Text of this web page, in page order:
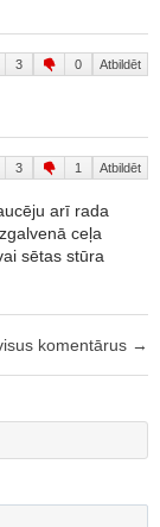
3 0 Atbildēt
3 1 Atbildēt
arī rada
ceļa
sētas stūra
komentārus →